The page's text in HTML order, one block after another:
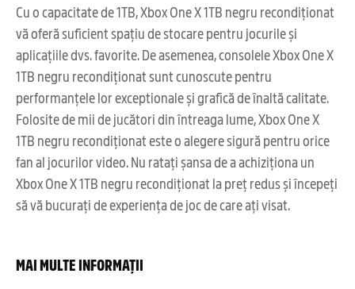
Cu o capacitate de 1TB, Xbox One X 1TB negru recondiționat
vă oferă suficient spațiu de stocare pentru jocurile și
aplicațiile dvs. favorite. De asemenea, consolele Xbox One X
1TB negru recondiționat sunt cunoscute pentru
performanțele lor exceptionale și grafică de înaltă calitate.
Folosite de mii de jucători din întreaga lume, Xbox One X
1TB negru recondiționat este o alegere sigură pentru orice
fan al jocurilor video. Nu ratați șansa de a achiziționa un
Xbox One X 1TB negru recondiționat la preț redus și începeți
să vă bucurați de experiența de joc de care ați visat.
MAI MULTE INFORMAȚII